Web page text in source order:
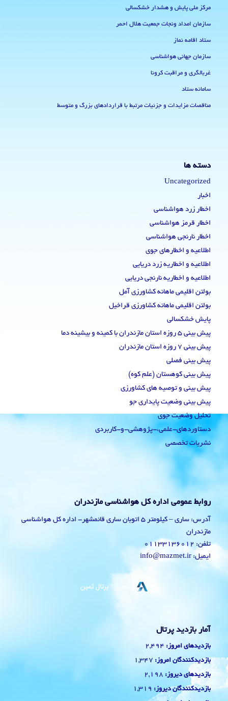
مرکز ملی پایش و هشدار خشکسالی
سازمان امداد ونجات جمعیت هلال احمر
ستاد اقامه نماز
سازمان جهانی هواشناسی
غربالگری و مراقبت کرونا
سامانه ستاد
مناقصات مزایدات و جزئیات مرتبط با قراردادهای بزرگ و متوسط
دسته ها
Uncategorized
اخبار
اخطار زرد هواشناسی
اخطار قرمز هواشناسی
اخطار نارنجی هواشناسی
اطلاعیه و اخطارهای جوی
اطلاعیه و اخطاریه زرد دریایی
اطلاعیه و اخطاریه نارنجی دریایی
بولتن اقلیمی ماهانه کشاورزی آمل
بولتن اقلیمی ماهانه کشاورزی قراخیل
پایش خشکسالی
پیش بینی 5 روزه استان مازندران با کمینه و بیشینه دما
پیش بینی 7 روزه استان مازندران
پیش بینی فصلی
پیش بینی کوهستان (علم کوه)
پیش بینی و توصیه های کشاورزی
پیش بینی وضعیت پایداری جو
تحلیل وضعیت جوی
دستاوردهای-علمی،-پژوهشی-و-کاربردی
نشریات تخصصی
روابط عمومی اداره کل هواشناسی مازندران
آدرس: ساری – کیلومتر 5 اتوبان ساری قائمشهر- اداره کل هواشناسی
مازندران
تلفن: 01133136012
ایمیل: info@mazmet.ir
آمار بازدید پرتال
بازدیدهای امروز: 2,494
بازدیدکنندگان امروز: 1,347
بازدیدهای دیروز: 2,198
بازدیدکنندگان دیروز: 1,319